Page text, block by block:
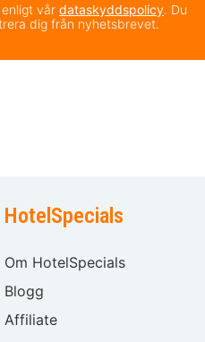
vår dataskyddspolicy. Du
dig från nyhetsbrevet.
HotelSpecials
Om HotelSpecials
Blogg
Affiliate